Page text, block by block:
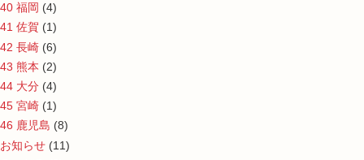
40 福岡 (4)
41 佐賀 (1)
42 長崎 (6)
43 熊本 (2)
44 大分 (4)
45 宮崎 (1)
46 鹿児島 (8)
お知らせ (11)